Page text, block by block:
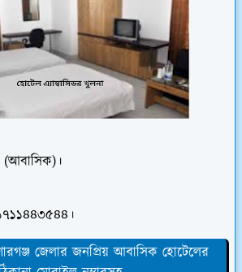
(আবাসিক)।
জেলার জনপ্রিয় আবাসিক হোটেলের